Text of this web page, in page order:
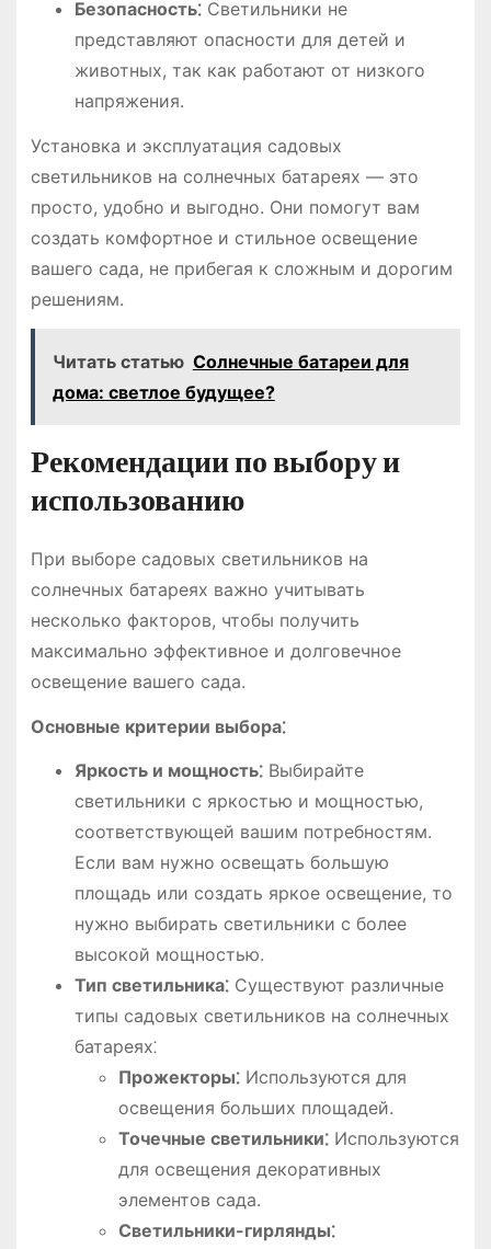
Безопасность⁚Светильники не
представляют опасности для детей и
животных, так как работают от низкого
напряжения.
Установка и эксплуатация садовых
светильников на солнечных батареях ― это
просто, удобно и выгодно. Они помогут вам
создать комфортное и стильное освещение
вашего сада, не прибегая к сложным и дорогим
решениям.
Читать статью Солнечные батареи для
дома: светлое будущее?
Рекомендации по выбору и
использованию
При выборе садовых светильников на
солнечных батареях важно учитывать
несколько факторов, чтобы получить
максимально эффективное и долговечное
освещение вашего сада.
Основные критерии выбора⁚
Яркость и мощность⁚Выбирайте
светильники с яркостью и мощностью,
соответствующей вашим потребностям.
Если вам нужно освещать большую
площадь или создать яркое освещение, то
нужно выбирать светильники с более
высокой мощностью.
Тип светильника⁚Существуют различные
типы садовых светильников на солнечных
батареях⁚
Прожекторы⁚Используются для
освещения больших площадей.
Точечные светильники⁚Используются
для освещения декоративных
элементов сада.
Светильники-гирлянды⁚